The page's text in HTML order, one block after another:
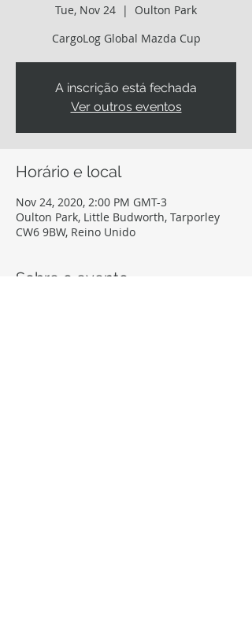
Tue, Nov 24
  |
Oulton Park
CargoLog Global Mazda Cup
A inscrição está fechada
Ver outros eventos
Horário e local
Nov 24, 2020, 2:00 PM GMT-3
Oulton Park, Little Budworth, Tarporley
CW6 9BW, Reino Unido
Sobre o evento